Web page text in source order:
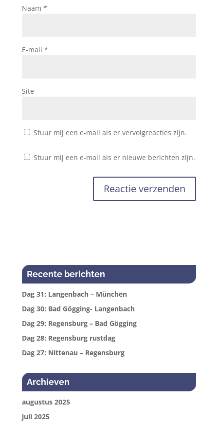
Naam *
E-mail *
Site
Stuur mij een e-mail als er vervolgreacties zijn.
Stuur mij een e-mail als er nieuwe berichten zijn.
Recente berichten
Dag 31: Langenbach – München
Dag 30: Bad Gögging- Langenbach
Dag 29: Regensburg – Bad Gögging
Dag 28: Regensburg rustdag
Dag 27: Nittenau – Regensburg
Archieven
augustus 2025
juli 2025